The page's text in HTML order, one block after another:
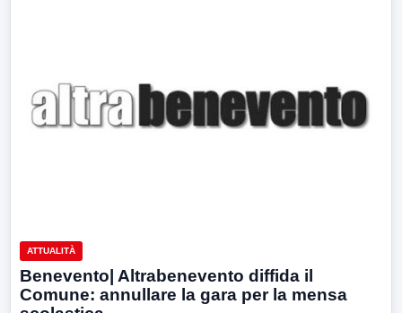
ATTUALITÀ
Benevento| Altrabenevento diffida il
Comune: annullare la gara per la mensa